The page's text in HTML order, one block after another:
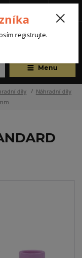
Menu
díly
Náhradní díly
registrujte.